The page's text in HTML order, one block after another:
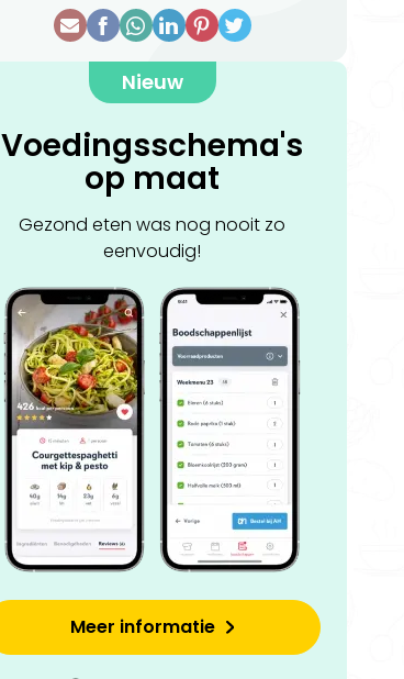
Nieuw
Voedingsschema's
op maat
Gezond eten was nog nooit zo
eenvoudig!
Meer informatie